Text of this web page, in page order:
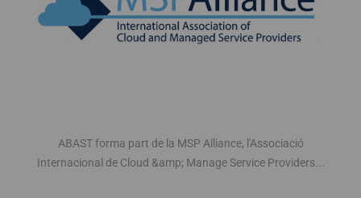
ABAST forma part de la MSP Alliance, l'Associació
Internacional de Cloud &amp; Manage Service Providers...